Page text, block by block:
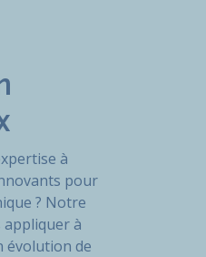
à
pour
? Notre
appliquer à
évolution de